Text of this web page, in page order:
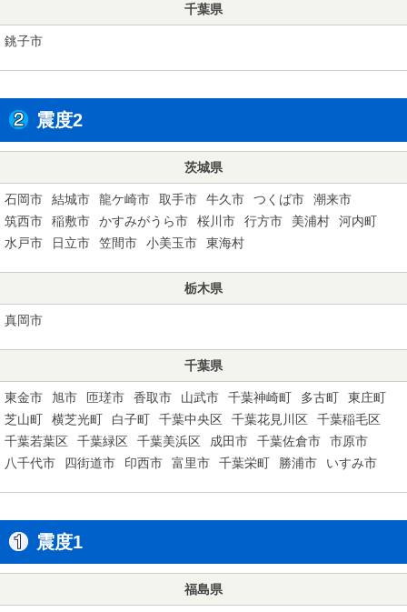
千葉県
銚子市
震度2
茨城県
石岡市 結城市 龍ケ崎市 取手市 牛久市 つくば市
潮来市
筑西市
稲敷市 かすみがうら市 桜川市 行方市 美浦村
河内町
水戸市
日立市 笠間市 小美玉市 東海村
栃木県
真岡市
千葉県
東金市 旭市 匝瑳市 香取市 山武市 千葉神崎町 多古町
東庄町
芝山町
横芝光町 白子町 千葉中央区 千葉花見川区
千葉稲毛区
千葉若葉区
千葉緑区 千葉美浜区 成田市 千葉佐倉市
市原市
八千代市
四街道市 印西市 富里市 千葉栄町 勝浦市 いすみ市
震度1
福島県